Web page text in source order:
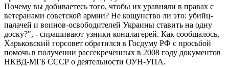
Почему вы добиваетесь того, чтобы их уравняли в правах с
ветеранами советской армии? Не кощунство ли это: убийц-
палачей и воинов-освободителей Украины ставить на одну
доску?", - спрашивают узники концлагерей. Как сообщалось,
Харьковский горсовет обратился в Госдуму РФ с просьбой
помочь в получении рассекреченных в 2008 году документов
НКВД-МГБ СССР о деятельности ОУН-УПА.